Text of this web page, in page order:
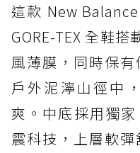
這款 New
GORE-TEX 全鞋搭
風薄膜，同時保
戶外泥濘山徑中
爽。中底採用獨家
震科技，上層軟